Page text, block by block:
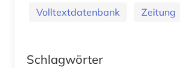
Volltextdatenbank Zeitung
Schlagwörter